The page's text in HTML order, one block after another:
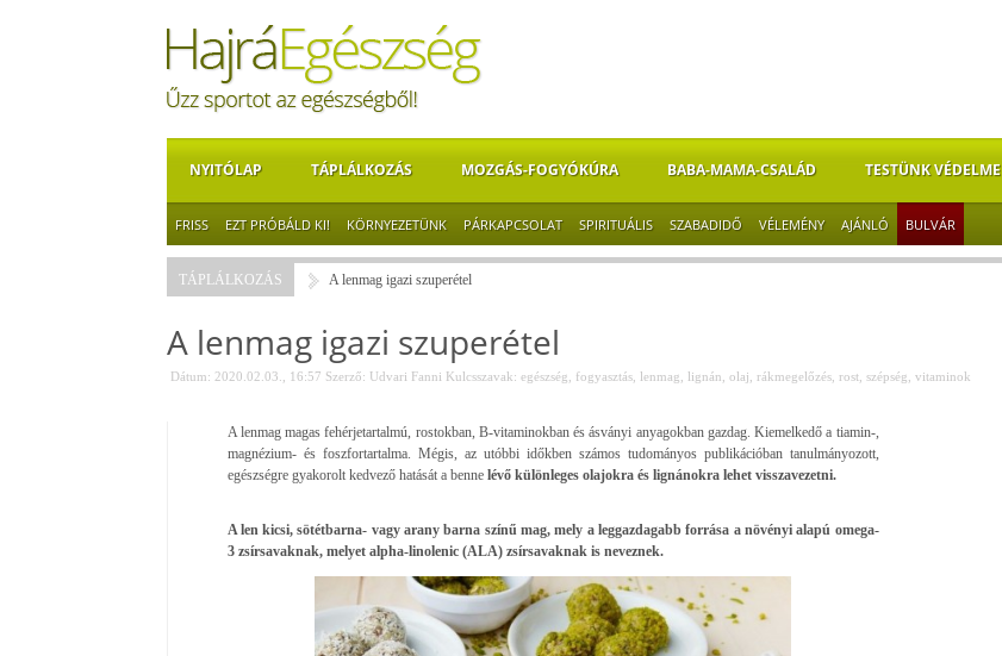
NYITÓLAP TÁPLÁLKOZÁS MOZGÁS-FOGYÓKÚRA BABA-MAMA-CSALÁD TESTÜNK VÉDELME
FRISS EZT PRÓBÁLD KI! KÖRNYEZETÜNK PÁRKAPCSOLAT SPIRITUÁLIS SZABADIDŐ VÉLEMÉNY AJÁNLÓ BULVÁR
TÁPLÁLKOZÁS A lenmag igazi szuperétel
A lenmag igazi szuperétel
Dátum: 2020.02.03., 16:57 Szerző: Udvari Fanni Kulcsszavak: egészség fogyasztás, lenmag lignán olaj rákmegelőzés, rost, szépség vitaminok
A lenmag magas fehérjetartalmú, rostokban, B-vitaminokban és ásványi anyagokban gazdag. Kiemelkedő a tiamin-,
magnézium- és foszfortartalma. Mégis, az utóbbi időkben számos tudományos publikációban tanulmányozott,
egészségre gyakorolt kedvező hatását a benne lévő különleges olajokra és lignánokra lehet visszavezetni.
A len kicsi, sötétbarna- vagy arany barna színű mag, mely a leggazdagabb forrása a növényi alapú omega-
3 zsírsavaknak, melyet alpha-linolenic (ALA) zsírsavaknak is neveznek.